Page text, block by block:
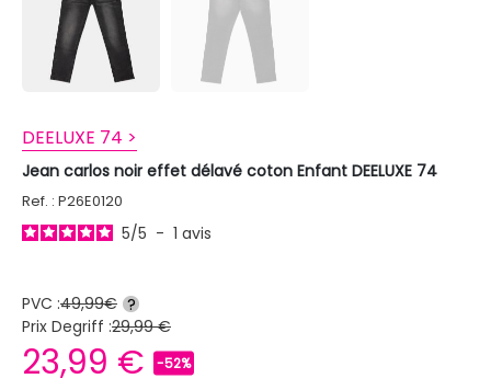
DEELUXE 74 >
Jean carlos noir effet délavé coton Enfant DEELUXE 74
Ref. : P26E0120
5/5 - 1 avis
PVC :49,99€ ?
Prix Degriff :29,99 €
23,99 € -52%